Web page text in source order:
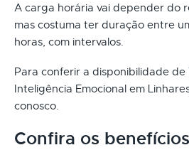
A carga horária vai depender do
mas costuma ter duração entre
horas, com intervalos.
Para conferir a disponibilidade
Inteligência Emocional em
conosco.
Confira os